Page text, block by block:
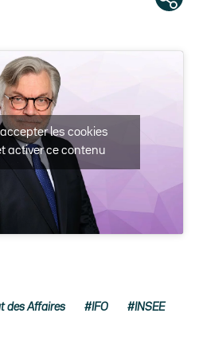
les cookies
activer ce contenu
des Affaires IFO INSEE